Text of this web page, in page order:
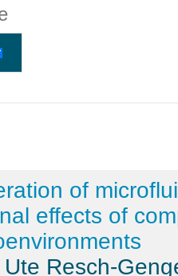
of
effects of
Ute Resch-